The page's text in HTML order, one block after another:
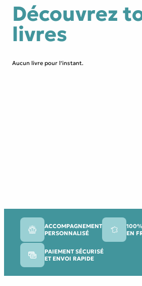
Découvrez
livres
Aucun livre pour l’instant.
ACCOMPAGNEMENT
PERSONNALISÉ
EN
PAIEMENT SÉCURISÉ
ET ENVOI RAPIDE